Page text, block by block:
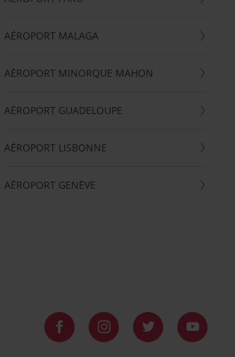
AÉROPORT MALAGA
AÉROPORT MINORQUE MAHON
AÉROPORT GUADELOUPE
AÉROPORT LISBONNE
AÉROPORT GENÈVE